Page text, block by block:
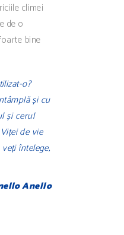
climei
de o
bine
o?
și cu
și cerul
de vie
întelege,
Anello